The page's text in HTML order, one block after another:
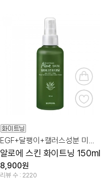
알로에 스킨 화이트닝 150ml
8,900원
리뷰 수 : 2220